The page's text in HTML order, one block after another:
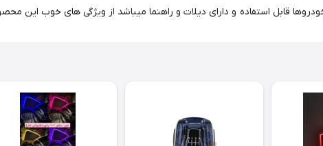
قابل استفاده و دارای دیلات و راهنما میباشد از ویژگی های خوب این